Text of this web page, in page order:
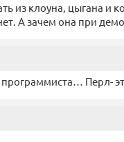
из клоуна, цыгана и
А зачем она при
Перл-